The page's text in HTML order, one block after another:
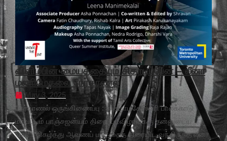
விளிம்பின் மையத்தையும் சிதறடிப்பேன் – லீனா
மணிமேகலை நேர்காணல்
May 3, 2025
நேர்காணல் ஒருங்கிணைப்பு : க. உமாமகேஸ்வரி பாலக்காடு
மாவட்டம் பாஞ்சஜன்யம் திரைப்படவிழாவுக்கு தன்னுடைய
‘காளி’ நிகழ்த்து ஆவணப் படத்தைத் திரையிட வந்திருந்த லீனா